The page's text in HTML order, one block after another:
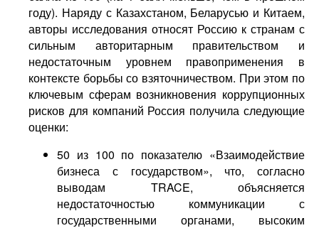
году). Наряду с Казахстаном, Беларусью и Китаем,
авторы исследования относят Россию к странам с
сильным авторитарным правительством и
недостаточным уровнем правоприменения в
контексте борьбы со взяточничеством. При этом по
ключевым сферам возникновения коррупционных
рисков для компаний Россия получила следующие
оценки:
50 из 100 по показателю «Взаимодействие
бизнеса с государством», что, согласно
выводам TRACE, объясняется
недостаточностью коммуникации с
государственными органами, высоким